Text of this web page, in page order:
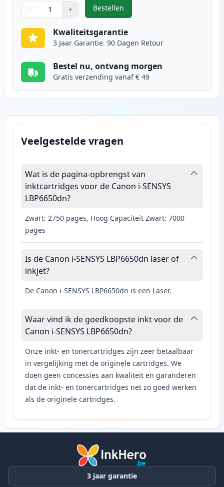
Gebruik de knoppen om aan te passen
− +
1
Bestellen
,Canon CRG 719H (3480B002)
Kwaliteitsgarantie
3 Jaar Garantie. 90 Dagen Retour
Bestel nu, ontvang morgen
Gratis verzending vanaf € 49
Veelgestelde vragen
Wat is de pagina-opbrengst van
inktcartridges voor de Canon i-SENSYS
LBP6650dn?
Zwart: 2750 pages, Hoog Capaciteit Zwart: 7000
pages
Is de Canon i-SENSYS LBP6650dn laser of
inkjet?
De Canon i-SENSYS LBP6650dn is een Laser.
Waar vind ik de goedkoopste inkt voor de
Canon i-SENSYS LBP6650dn?
Onze inkt- en tonercartridges zijn zeer betaalbaar
in vergelijking met de originele cartridges. We
doen geen concessies aan kwaliteit en garanderen
dat de inkt- en tonercartridges net zo goed werken
als de originele cartridges.
3 jaar garantie